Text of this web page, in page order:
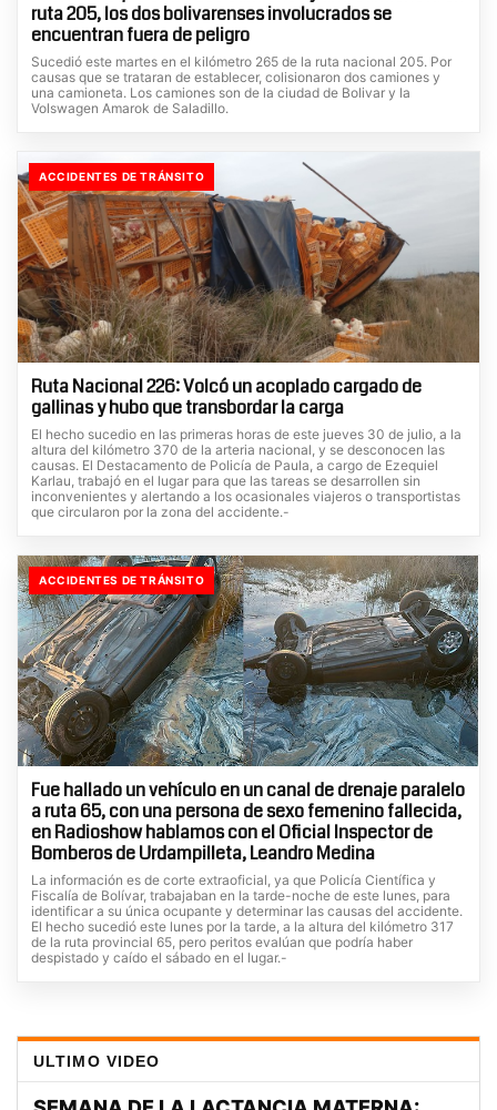
ruta 205, los dos bolivarenses involucrados se
encuentran fuera de peligro
Sucedió este martes en el kilómetro 265 de la ruta nacional 205. Por
causas que se trataran de establecer, colisionaron dos camiones y
una camioneta. Los camiones son de la ciudad de Bolivar y la
Volswagen Amarok de Saladillo.
ACCIDENTES DE TRÁNSITO
Ruta Nacional 226: Volcó un acoplado cargado de
gallinas y hubo que transbordar la carga
El hecho sucedio en las primeras horas de este jueves 30 de julio, a la
altura del kilómetro 370 de la arteria nacional, y se desconocen las
causas. El Destacamento de Policía de Paula, a cargo de Ezequiel
Karlau, trabajó en el lugar para que las tareas se desarrollen sin
inconvenientes y alertando a los ocasionales viajeros o transportistas
que circularon por la zona del accidente.-
ACCIDENTES DE TRÁNSITO
Fue hallado un vehículo en un canal de drenaje paralelo
a ruta 65, con una persona de sexo femenino fallecida,
en Radioshow hablamos con el Oficial Inspector de
Bomberos de Urdampilleta, Leandro Medina
La información es de corte extraoficial, ya que Policía Científica y
Fiscalía de Bolívar, trabajaban en la tarde-noche de este lunes, para
identificar a su única ocupante y determinar las causas del accidente.
El hecho sucedió este lunes por la tarde, a la altura del kilómetro 317
de la ruta provincial 65, pero peritos evalúan que podría haber
despistado y caído el sábado en el lugar.-
ULTIMO VIDEO